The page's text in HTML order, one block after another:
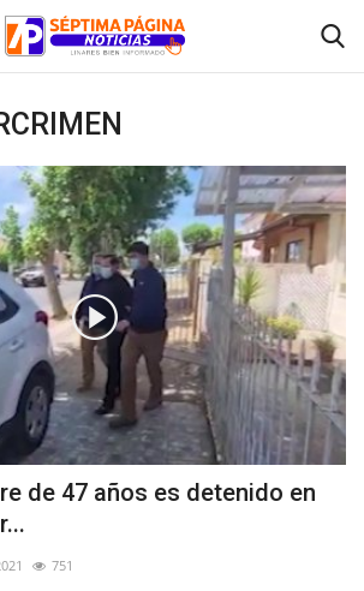
de 47 años es detenido en
751